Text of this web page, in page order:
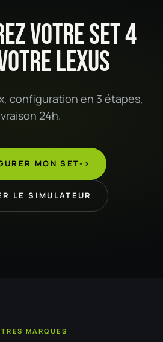
VOTRE SET 4
LEXUS
configuration en 3 étapes,
24h.
MON SET->
LE SIMULATEUR
MARQUES